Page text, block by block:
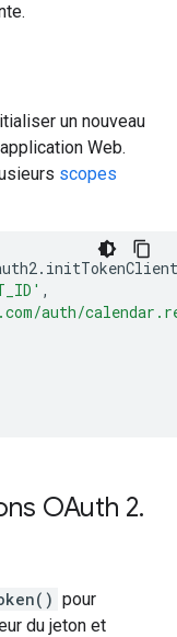
un nouveau
Web.
scopes
. initTokenClient
,
auth/
OAuth 2.
pour
du jeton et